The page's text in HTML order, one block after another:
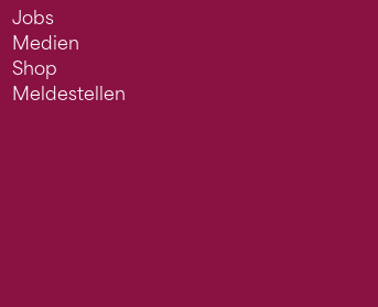
Jobs
Medien
Shop
Meldestellen